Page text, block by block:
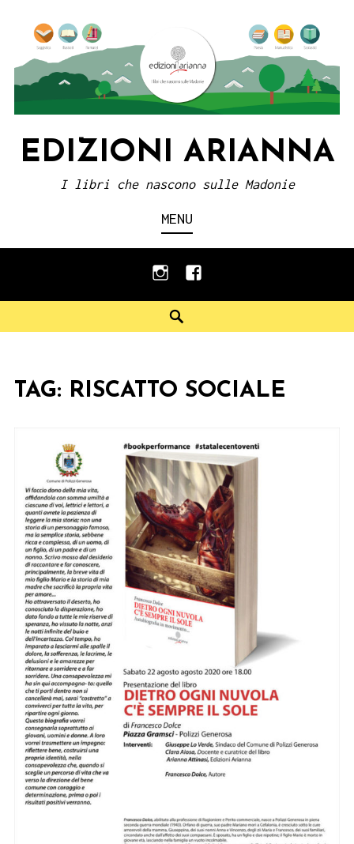
content
EDIZIONI ARIANNA
I libri che nascono sulle Madonie
MENU
instagramfacebook
TAG: RISCATTO SOCIALE